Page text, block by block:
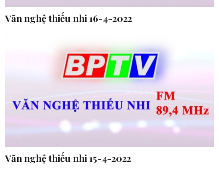
Văn nghệ thiếu nhi 16-4-2022
Văn nghệ thiếu nhi 15-4-2022